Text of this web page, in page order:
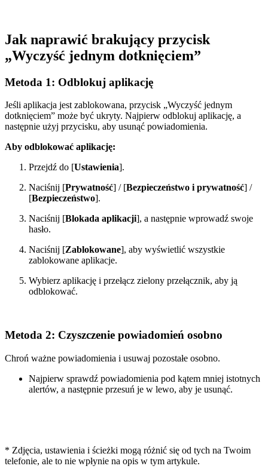
Jak naprawić brakujący przycisk
„Wyczyść jednym dotknięciem”
Metoda 1: Odblokuj aplikację
Jeśli aplikacja jest zablokowana, przycisk „Wyczyść jednym
dotknięciem” może być ukryty. Najpierw odblokuj aplikację, a
następnie użyj przycisku, aby usunąć powiadomienia.
Aby odblokować aplikację:
Przejdź do [Ustawienia].
Naciśnij [Prywatność] / [Bezpieczeństwo i prywatność] /
[Bezpieczeństwo].
Naciśnij [Blokada aplikacji], a następnie wprowadź swoje
hasło.
Naciśnij [Zablokowane], aby wyświetlić wszystkie
zablokowane aplikacje.
Wybierz aplikację i przełącz zielony przełącznik, aby ją
odblokować.
Metoda 2: Czyszczenie powiadomień osobno
Chroń ważne powiadomienia i usuwaj pozostałe osobno.
Najpierw sprawdź powiadomienia pod kątem mniej istotnych
alertów, a następnie przesuń je w lewo, aby je usunąć.
* Zdjęcia, ustawienia i ścieżki mogą różnić się od tych na Twoim
telefonie, ale to nie wpłynie na opis w tym artykule.